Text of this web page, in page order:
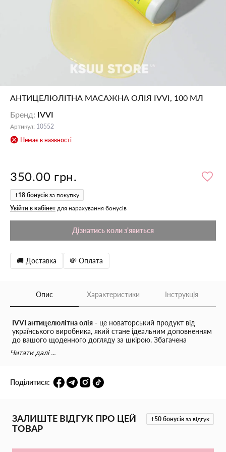
АНТИЦЕЛЮЛІТНА МАСАЖНА ОЛІЯ IVVI, 100 МЛ
Бренд: IVVI
Артикул: 10552
Немає в наявності
350.00 грн.
+18 бонусів за покупку
Увійти в кабінет для нарахування бонусів
Дізнатись коли з'явиться
🚚 Доставка 💸 Оплата
Опис Характеристики Інструкція
IVVI антицелюлітна олія - це новаторський продукт від
українського виробника, який стане ідеальним доповненням
до вашого щоденного догляду за шкірою. Збагачена
натуральними інгредієнтами, ця олія пропонує комплексний
підхід до боротьби з целюлітом і покращення стану шкіри.
Основні компоненти та їхні переваги:
її еластичність і сприяючи зменшенню дрібних зморшок.
Олія жожоба:
здоров’я шкіри.
Читати далі ...
Поділитися:
+50 бонусів за відгук
ЗАЛИШТЕ ВІДГУК ПРО ЦЕЙ
ТОВАР